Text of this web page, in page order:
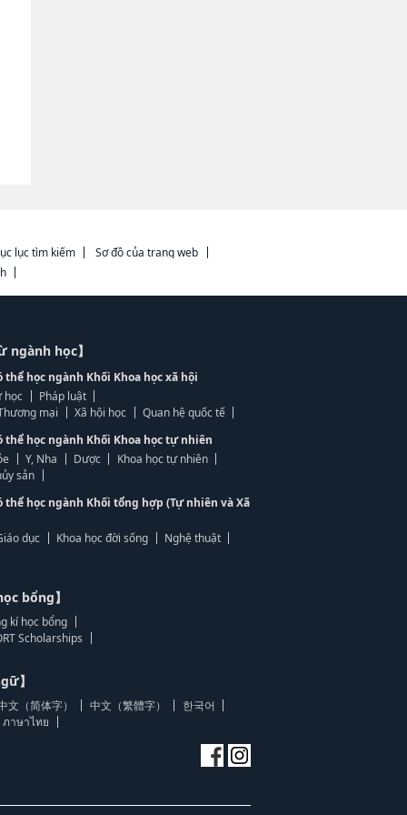
lục tìm kiếm
Sơ đồ của trang web
ngành học】
học ngành Khối Khoa học xã hội
học
Pháp luật
mại
Xã hội học
Quan hệ quốc tế
thể học ngành Khối Khoa học tự nhiên
Y, Nha Dược
Khoa học tự nhiên
sản
thể học ngành Khối tổng hợp (Tự nhiên và Xã
dục
Khoa học đời sống
Nghệ thuật
bổng】
kí học bổng
Scholarships
】
文（简体字） 中文（繁體字）
한국어
ภาษาไทย